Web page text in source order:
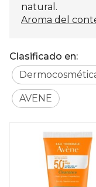
natural.
Aroma del
Clasificado en:
AVENE